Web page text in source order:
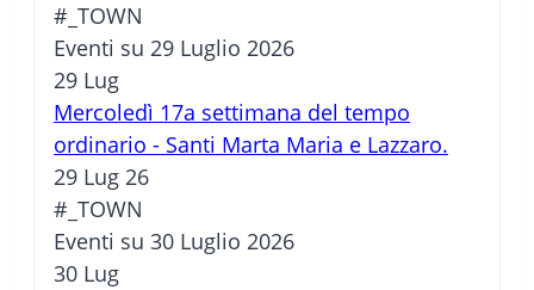
#_TOWN
Eventi su 29 Luglio 2026
29 Lug
Mercoledì 17a settimana del tempo
ordinario - Santi Marta Maria e Lazzaro.
29 Lug 26
#_TOWN
Eventi su 30 Luglio 2026
30 Lug